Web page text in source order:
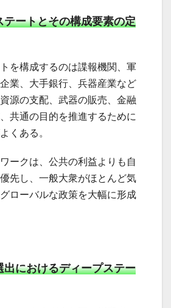
テートとその構成要素の定
を構成するのは諜報機関、軍
業、大手銀行、兵器産業など
源の支配、武器の販売、金融
共通の目的を推進するために
くある。
ークは、公共の利益よりも自
先し、一般大衆がほとんど気
ローバルな政策を大幅に形成
出におけるディープステー